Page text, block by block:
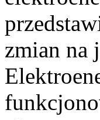
zmian na